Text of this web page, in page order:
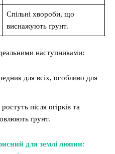
Спільні хвороби, що
виснажують ґрунт.
наступниками:
для всіх, особливо для
після огірків та
ґрунт.
для землі люпин: